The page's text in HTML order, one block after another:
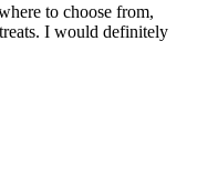
to choose from,
I would definitely